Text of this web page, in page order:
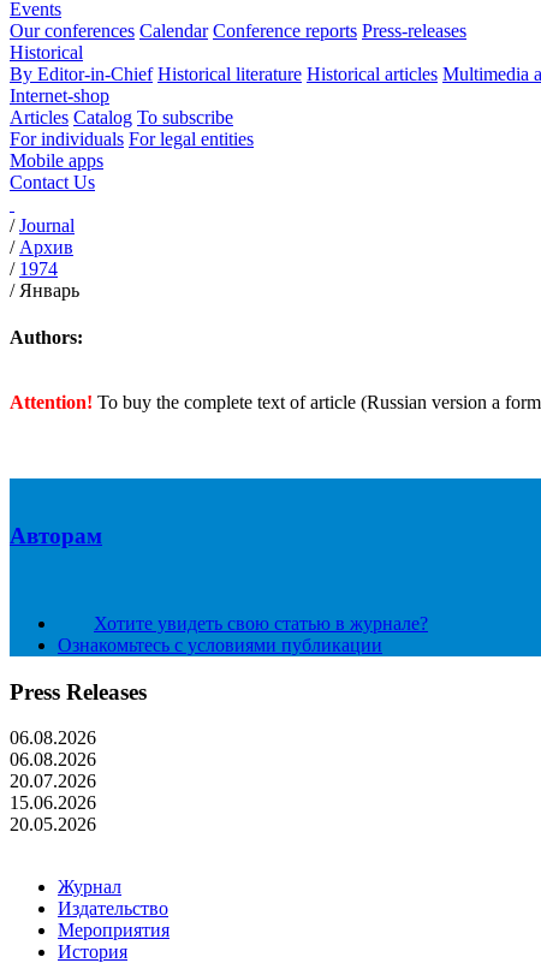
Events
Our conferences Calendar Conference reports Press-releases
Historical
By Editor-in-Chief Historical literature Historical articles Multimedia
Internet-shop
Articles Catalog To subscribe
For individuals For legal entities
Mobile apps
Contact Us
/Journal
/ Архив
/ 1974
/ Январь
Authors:
Attention! To buy the complete text of article (Russian version a
Авторам
Хотите увидеть свою статью в журнале?
Ознакомьтесь с условиями публикации
Press Releases
06.08.2026
06.08.2026
20.07.2026
15.06.2026
20.05.2026
Журнал
Издательство
Мероприятия
История